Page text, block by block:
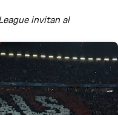
invitan al